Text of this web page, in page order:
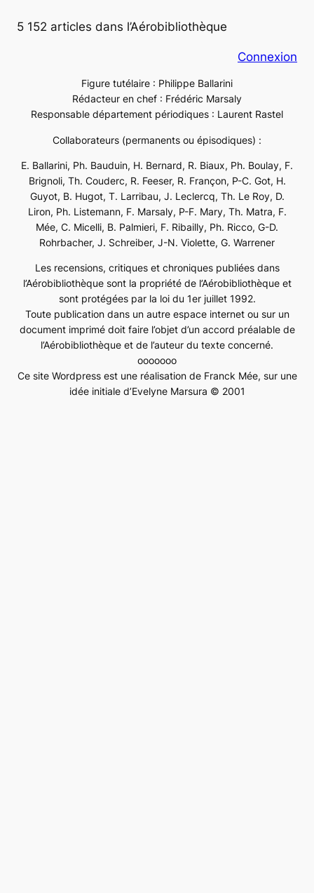
5 152 articles dans l’Aérobibliothèque
Connexion
Figure tutélaire : Philippe Ballarini
Rédacteur en chef : Frédéric Marsaly
Responsable département périodiques : Laurent Rastel
Collaborateurs (permanents ou épisodiques) :
E. Ballarini, Ph. Bauduin, H. Bernard, R. Biaux, Ph. Boulay, F.
Brignoli, Th. Couderc, R. Feeser, R. Françon, P-C. Got, H.
Guyot, B. Hugot, T. Larribau, J. Leclercq, Th. Le Roy, D.
Liron, Ph. Listemann, F. Marsaly, P-F. Mary, Th. Matra, F.
Mée, C. Micelli, B. Palmieri, F. Ribailly, Ph. Ricco, G-D.
Rohrbacher, J. Schreiber, J-N. Violette, G. Warrener
Les recensions, critiques et chroniques publiées dans
l’Aérobibliothèque sont la propriété de l’Aérobibliothèque et
sont protégées par la loi du 1er juillet 1992.
Toute publication dans un autre espace internet ou sur un
document imprimé doit faire l’objet d’un accord préalable de
l’Aérobibliothèque et de l’auteur du texte concerné.
ooooooo
Ce site Wordpress est une réalisation de Franck Mée, sur une
idée initiale d’Evelyne Marsura © 2001